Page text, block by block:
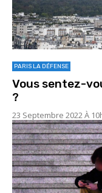
PARIS LA DÉFENSE
Vous sentez-
?
23 Septembre 2022 À